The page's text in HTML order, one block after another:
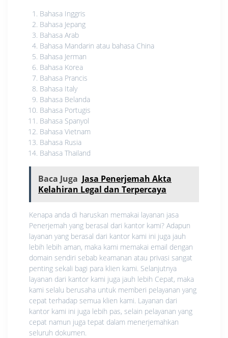
Bahasa Inggris
Bahasa Jepang
Bahasa Arab
Bahasa Mandarin atau bahasa China
Bahasa Jerman
Bahasa Korea
Bahasa Prancis
Bahasa Italy
Bahasa Belanda
Bahasa Portugis
Bahasa Spanyol
Bahasa Vietnam
Bahasa Rusia
Bahasa Thailand
Baca Juga Jasa Penerjemah Akta
Kelahiran Legal dan Terpercaya
Kenapa anda di haruskan memakai layanan jasa
Penerjemah yang berasal dari kantor kami? Adapun
layanan yang berasal dari kantor kami ini juga jauh
lebih lebih aman, maka kami memakai email dengan
domain sendiri sebab keamanan atau privasi sangat
penting sekali bagi para klien kami. Selanjutnya
layanan dari kantor kami juga jauh lebih Cepat, maka
kami selalu berusaha untuk memberi pelayanan yang
cepat terhadap semua klien kami. Layanan dari
kantor kami ini juga lebih pas, selain pelayanan yang
cepat namun juga tepat dalam menerjemahkan
seluruh dokumen.